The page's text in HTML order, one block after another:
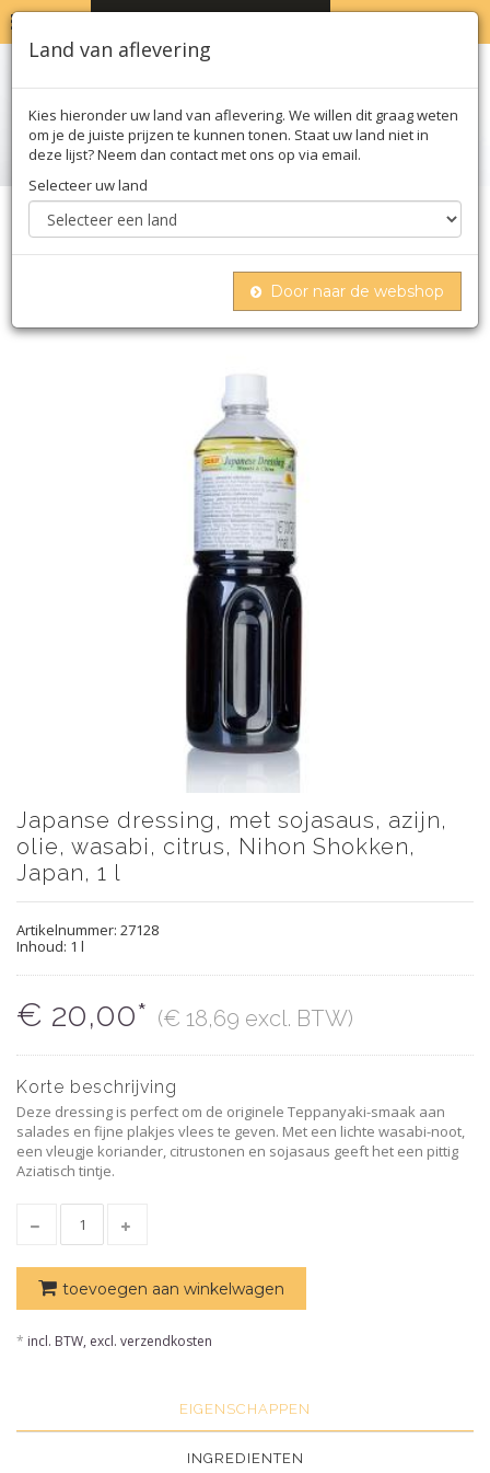
Home Olie azijn & saus
Japanse dressing, met sojasaus, azijn, olie,
wasabi, citrus, nihon shokken, japan, 1 l
Japanse dressing, met sojasaus, azijn,
olie, wasabi, citrus, Nihon Shokken,
Japan, 1 l
Artikelnummer: 27128
Inhoud: 1 l
€ 20,00* (€ 18,69 excl. BTW)
Korte beschrijving
Deze dressing is perfect om de originele Teppanyaki-smaak aan
salades en fijne plakjes vlees te geven. Met een lichte wasabi-noot,
een vleugje koriander, citrustonen en sojasaus geeft het een pittig
Aziatisch tintje.
toevoegen aan winkelwagen
* incl. BTW, excl. verzendkosten
EIGENSCHAPPEN
INGREDIENTEN
Land van aflevering
Kies hieronder uw land van aflevering. We willen dit graag weten
om je de juiste prijzen te kunnen tonen. Staat uw land niet in
deze lijst? Neem dan contact met ons op via email.
Selecteer uw land
Door naar de webshop